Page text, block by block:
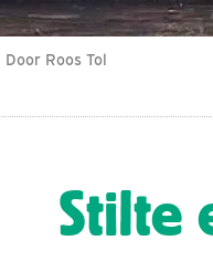
Door Roos Tol
Stilte